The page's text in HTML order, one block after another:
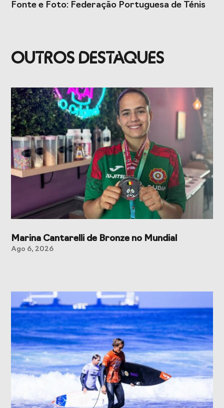
Fonte e Foto: Federação Portuguesa de Ténis
OUTROS DESTAQUES
Marina Cantarelli de Bronze no Mundial
Ago 6, 2026